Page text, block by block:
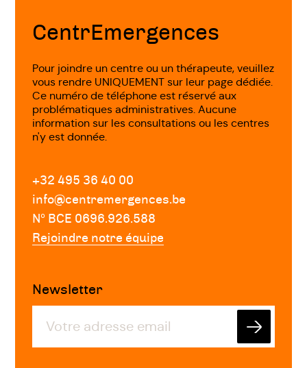
CentrEmergences
Pour joindre un centre ou un thérapeute, veuillez
vous rendre UNIQUEMENT sur leur page dédiée.
Ce numéro de téléphone est réservé aux
problématiques administratives. Aucune
information sur les consultations ou les centres
n'y est donnée.
+32 495 36 40 00
info@centremergences.be
Nº BCE 0696.926.588
Rejoindre notre équipe
Newsletter